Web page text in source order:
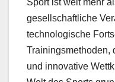
Sport ist weit mehr
gesellschaftliche
technologische
Trainingsmethoden,
und innovative